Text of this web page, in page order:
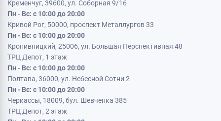
Кременчуг, 39600, ул. Соборная 9/16
Пн - Вс: с 10:00 до 20:00
Кривой Рог, 50000, проспект Металлургов 33
Пн - Вс: с 10:00 до 20:00
Кропивницкий, 25006, ул. Большая Перспективная 48
ТРЦ Депот, 1 этаж
Пн - Вс: с 10:00 до 20:00
Полтава, 36000, ул. Небесной Сотни 2
Пн - Вс: с 10:00 до 20:00
Черкассы, 18009, бул. Шевченка 385
ТРЦ Депот, 2 этаж